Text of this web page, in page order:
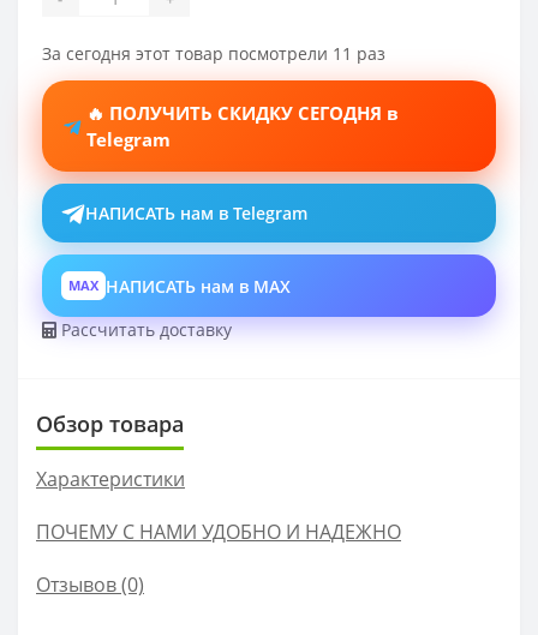
За сегодня этот товар посмотрели 11 раз
🔥 ПОЛУЧИТЬ СКИДКУ СЕГОДНЯ в
Telegram
НАПИСАТЬ нам в Telegram
MAX НАПИСАТЬ нам в MAX
Рассчитать доставку
Обзор товара
Характеристики
ПОЧЕМУ С НАМИ УДОБНО И НАДЕЖНО
Отзывов (0)